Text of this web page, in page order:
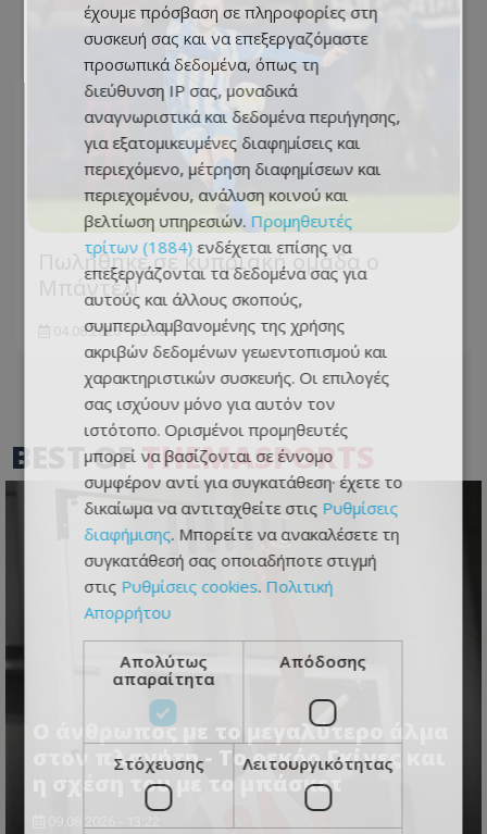
Πωλήθηκε σε κυπριακή ομάδα ο
Μπάντελ!
04.08.2026 - 15:06
BEST OFTHEMASPORTS
Ο άνθρωπος με το μεγαλύτερο άλμα
στον πλανήτη - Το ρεκόρ Γκίνες και
η σχέση του με το μπάσκετ
έχουμε πρόσβαση σε πληροφορίες στη
συσκευή σας και να επεξεργαζόμαστε
προσωπικά δεδομένα, όπως τη
διεύθυνση IP σας, μοναδικά
αναγνωριστικά και δεδομένα περιήγησης,
για εξατομικευμένες διαφημίσεις και
περιεχόμενο, μέτρηση διαφημίσεων και
περιεχομένου, ανάλυση κοινού και
βελτίωση υπηρεσιών. Προμηθευτές
τρίτων (1884) ενδέχεται επίσης να
επεξεργάζονται τα δεδομένα σας για
αυτούς και άλλους σκοπούς,
συμπεριλαμβανομένης της χρήσης
ακριβών δεδομένων γεωεντοπισμού και
χαρακτηριστικών συσκευής. Οι επιλογές
σας ισχύουν μόνο για αυτόν τον
ιστότοπο. Ορισμένοι προμηθευτές
μπορεί να βασίζονται σε έννομο
συμφέρον αντί για συγκατάθεση· έχετε το
δικαίωμα να αντιταχθείτε στις Ρυθμίσεις
διαφήμισης. Μπορείτε να ανακαλέσετε τη
συγκατάθεσή σας οποιαδήποτε στιγμή
στις Ρυθμίσεις cookies. Πολιτική
Απορρήτου
Απολύτως
απαραίτητα
Απόδοσης
Στόχευσης Λειτουργικότητας